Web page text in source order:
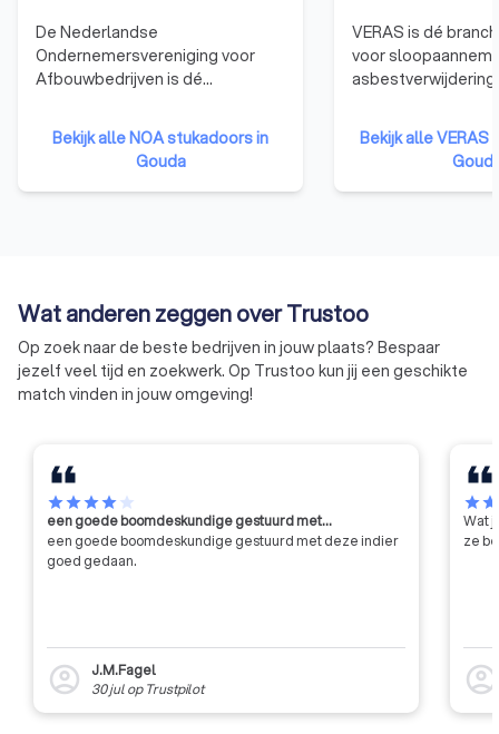
De Nederlandse
Ondernemersvereniging voor
Afbouwbedrijven is dé
ondernemers van een
stukadoors-, vloeren-, terrazzo-,
natuursteenbewerking-,
blokkenstel-, plafond- en
Bekijk alle NOA stukadoors in
Gouda
VERAS is dé
voor
behartigen van de
de sloop- en
bevorderen van de
serviceverlening
andere partijen.
Bekijk alle VERAS
Wat anderen zeggen over Trustoo
Op zoek naar de beste bedrijven in jouw plaats? Bespaar
jezelf veel tijd en zoekwerk. Op Trustoo kun jij een geschikte
match vinden in jouw omgeving!
starstarstarstarstar
een goede boomdeskundige gestuurd met…
een goede boomdeskundige gestuurd met deze indier
goed gedaan.
account_circle
J.M.Fagel
30 julop Trustpilot
starstar
Wat
ze
account_circle